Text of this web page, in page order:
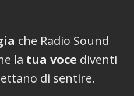
che Radio Sound
la tua voce diventi
di sentire.